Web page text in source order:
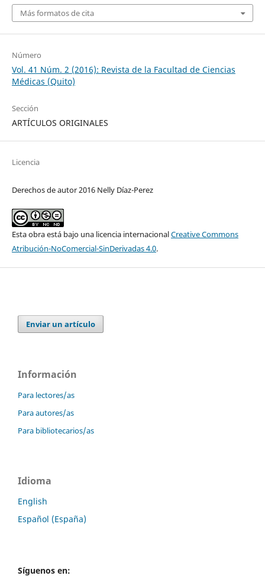
Más formatos de cita
Número
Vol. 41 Núm. 2 (2016): Revista de la Facultad de Ciencias
Médicas (Quito)
Sección
ARTÍCULOS ORIGINALES
Licencia
Derechos de autor 2016 Nelly Díaz-Perez
Esta obra está bajo una licencia internacionalCreative Commons
Atribución-NoComercial-SinDerivadas 4.0.
Enviar un artículo
Información
Para lectores/as
Para autores/as
Para bibliotecarios/as
Idioma
English
Español (España)
Síguenos en: